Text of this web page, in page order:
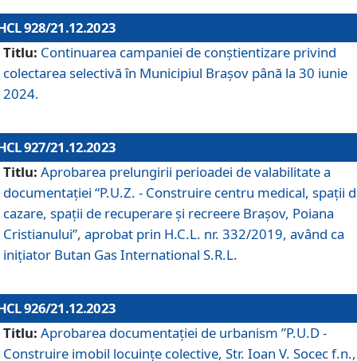
928/21.12.2023
Titlu: Continuarea campaniei de conștientizare privind
colectarea selectivă în Municipiul Braşov până la 30 iunie
2024.
927/21.12.2023
Titlu: Aprobarea prelungirii perioadei de valabilitate a
documentaţiei “P.U.Z. - Construire centru medical, spații
cazare, spații de recuperare și recreere Brașov, Poiana
Cristianului”, aprobat prin H.C.L. nr. 332/2019, având ca
inițiator Butan Gas International S.R.L.
926/21.12.2023
Titlu: Aprobarea documentaţiei de urbanism ”P.U.D -
Construire imobil locuințe colective, Str. Ioan V. Socec f.n.,